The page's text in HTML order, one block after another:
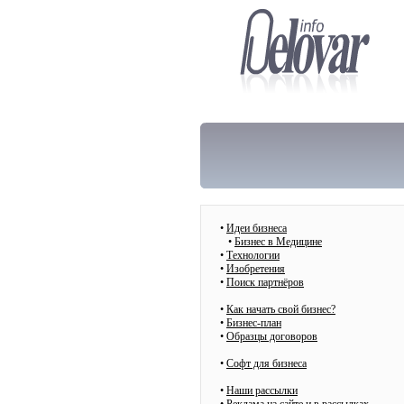
• Идеи бизнеса
• Бизнес в Медицине
• Технологии
• Изобретения
• Поиск партнёров
• Как начать свой бизнес?
• Бизнес-план
• Образцы договоров
• Cофт для бизнеса
• Наши рассылки